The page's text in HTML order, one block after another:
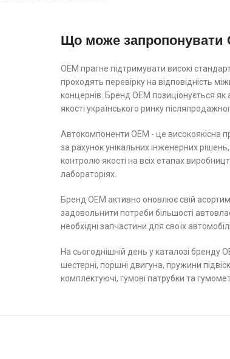
Що може запропонувати
ОЕМ прагне підтримувати високі
проходять перевірку на відповідність
концернів. Бренд ОЕМ позиціонується як
якості українського ринку
Автокомпоненти ОЕМ - це високоякісна
за рахунок унікальних інженерних
контролю якості на всіх етапах
лабораторіях.
Бренд ОЕМ активно оновлює свій
задовольнити потреби більшості
необхідні запчастини для своїх
На сьогоднішній день у каталозі бренду
шестерні, поршні двигуна, пружини
комплектуючі, гумові патрубки та